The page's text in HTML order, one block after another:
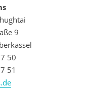
9
50
51